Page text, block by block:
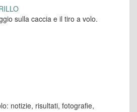
sulla caccia e il tiro a volo.
notizie, risultati, fotografie,